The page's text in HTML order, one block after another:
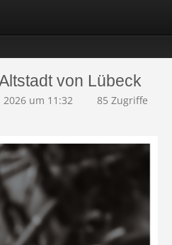
von Lübeck
um 11:32 85 Zugriffe